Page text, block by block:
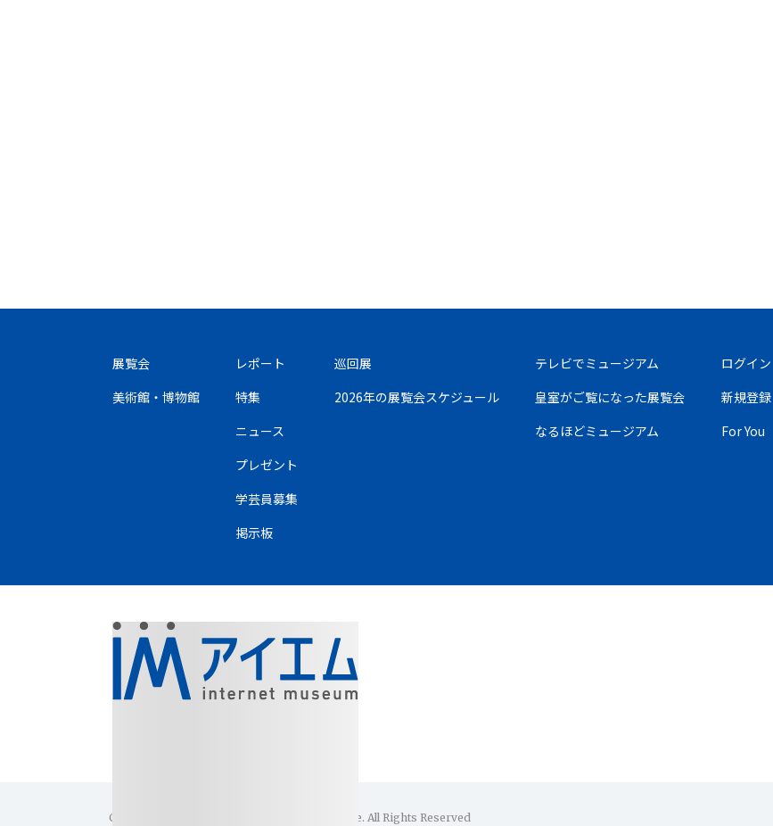
展覧会
美術館・博物館
レポート
特集
ニュース
プレゼント
学芸員募集
掲示板
巡回展
2026年の展覧会スケジュール
テレビでミュージアム
皇室がご覧になった展覧会
なるほどミュージアム
ログイン
新規登録
For You
Copyright(C)1996-2026 Internet Museum Office. All Rights Reserved